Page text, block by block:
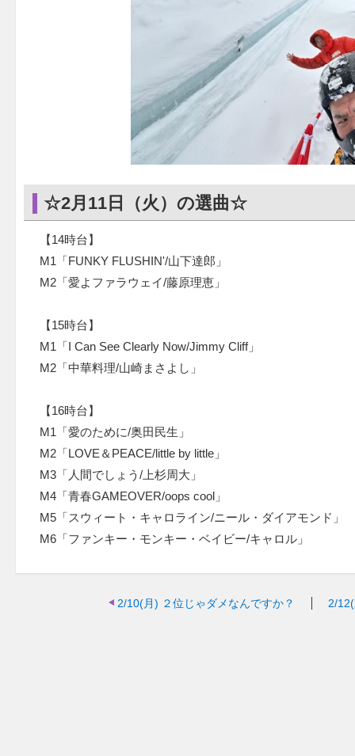
☆2月11日（火）の選曲☆
【14時台】
M1「FUNKY FLUSHIN'/山下達郎」
M2「愛よファラウェイ/藤原理恵」
【15時台】
M1「I Can See Clearly Now/Jimmy Cliff」
M2「中華料理/山崎まさよし」
【16時台】
M1「愛のために/奥田民生」
M2「LOVE＆PEACE/little by little」
M3「人間でしょう/上杉周大」
M4「青春GAMEOVER/oops cool」
M5「スウィート・キャロライン/ニール・ダイアモンド」
M6「ファンキー・モンキー・ベイビー/キャロル」
2/10(月) ２位じゃダメなんですか？ 2/